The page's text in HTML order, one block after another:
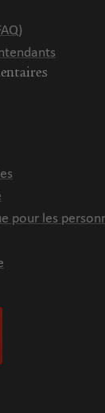
pour les